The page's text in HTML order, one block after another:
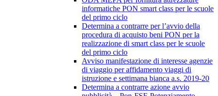
informatiche PON smart class per le scuole
del primo ciclo
Determina a contrarre per l’avvio della
procedura di acquisto beni PON per la
realizzazione di smart class per le scuole
del primo ciclo
Avviso manifestazione di interesse agenzie
di viaggio per affidamento viaggi di
istruzione e settimana bianca a.s. 2019-20
Determina a contrarre azione avvio